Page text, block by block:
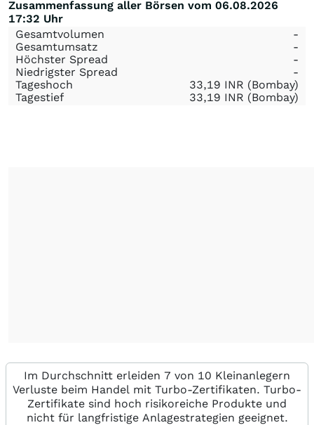
Zusammenfassung aller Börsen vom 06.08.2026
17:32 Uhr
Gesamtvolumen
-
Gesamtumsatz
-
Höchster Spread
-
Niedrigster Spread
-
Tageshoch
33,19 INR (Bombay)
Tagestief
33,19 INR (Bombay)
Im Durchschnitt erleiden 7 von 10 Kleinanlegern
Verluste beim Handel mit Turbo-Zertifikaten. Turbo-
Zertifikate sind hoch risikoreiche Produkte und
nicht für langfristige Anlagestrategien geeignet.